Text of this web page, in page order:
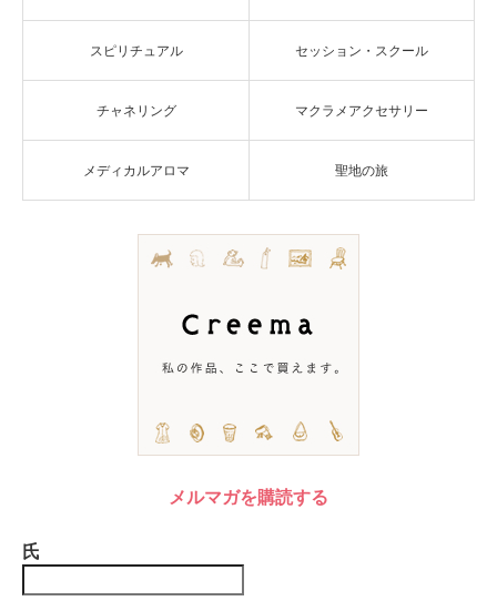
スピリチュアル セッション・スクール
チャネリング マクラメアクセサリー
メディカルアロマ 聖地の旅
メルマガを購読する
氏